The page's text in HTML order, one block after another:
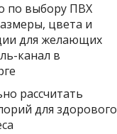
по выбору ПВХ
цвета и
для желающих
канал в
рассчитать
для здорового